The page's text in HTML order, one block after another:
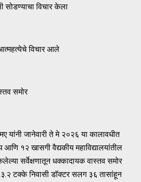
सोडण्याचा विचार केला
विचार आले
समोर
यांनी जानेवारी ते मे २०२६ या कालावधीत
आणि १२ खासगी वैद्यकीय महाविद्यालयांतील
सर्वेक्षणातून धक्कादायक वास्तव समोर
टक्के निवासी डॉक्टर सलग ३६ तासांहून